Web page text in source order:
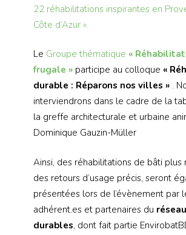
22 réhabilitations inspirantes en
Côte d’Azur ».
Le Groupe thématique «
frugale » participe au colloque «
durable : Réparons nos villes » .
interviendrons dans le cadre de la
la greffe architecturale et urbaine
Dominique Gauzin-Müller
Ainsi, des réhabilitations de bâti plus
des retours d’usage précis, seront
présentées lors de l’évènement par
adhérent.es et partenaires du
durables, dont fait partie